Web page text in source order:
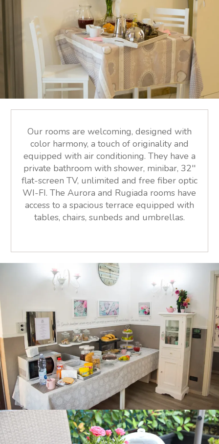
Our rooms are welcoming, designed with
color harmony, a touch of originality and
equipped with air conditioning. They have a
private bathroom with shower, minibar, 32''
flat-screen TV, unlimited and free fiber optic
WI-FI. The Aurora and Rugiada rooms have
access to a spacious terrace equipped with
tables, chairs, sunbeds and umbrellas.